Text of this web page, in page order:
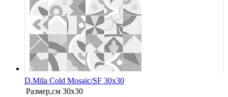
D.Mila Cold Mosaic/SF 30x30
Размер,см 30x30